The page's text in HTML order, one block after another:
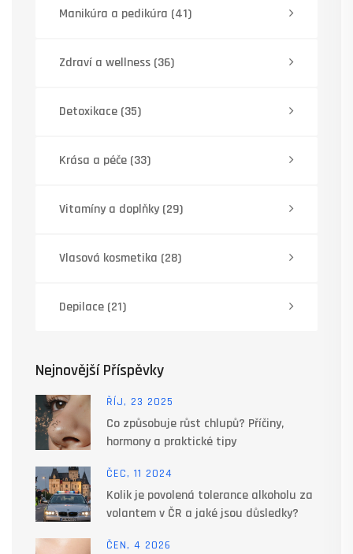
Manikúra a pedikúra (41)
Zdraví a wellness (36)
Detoxikace (35)
Krása a péče (33)
Vitamíny a doplňky(29)
Vlasová kosmetika (28)
Depilace (21)
Nejnovější Příspěvky
ŘÍJ, 23 2025
Co způsobuje růst chlupů? Příčiny,
hormony a praktické tipy
ČEC, 11 2024
Kolik je povolená tolerance alkoholu za
volantem v ČR a jaké jsou důsledky?
ČEN, 4 2026